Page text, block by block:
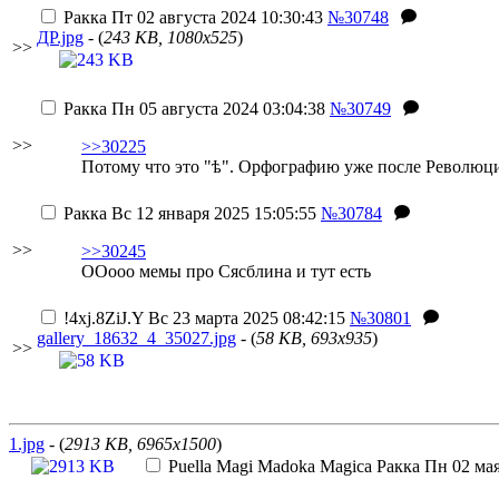
>>
Ракка Пт 02 августа 2024 10:30:43 №30748
ДР.jpg - (243 KB, 1080x525)
>>
Ракка Пн 05 августа 2024 03:04:38 №30749
>>30225
Потому что это "ѣ". Орфографию уже после
>>
Ракка Вс 12 января 2025 15:05:55 №30784
>>30245
ООооо мемы про Сясблина и тут есть
>>
!4xj.8ZiJ.Y Вс 23 марта 2025 08:42:15 №30801
gallery_18632_4_35027.jpg - (58 KB, 693x935)
1.jpg - (2913 KB, 6965x1500)
Puella Magi Madoka Magica Ракка Пн 02